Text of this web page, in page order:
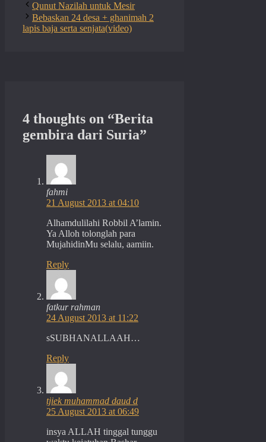
Qunut Nazilah untuk Mesir
Bebaskan 24 desa + ghanimah 2
lapis baja serta senjata(video)
4 thoughts on “Berita
gembira dari Suria”
fahmi
21 August 2013 at 04:10
Alhamdulilahi Robbil A’lamin.
Ya Alloh tolonglah para
MujahidinMu selalu, aamiin.
Reply
fatkur rahman
24 August 2013 at 11:22
sSUBHANALLAAH…
Reply
tjiek muhammad daud d
25 August 2013 at 06:49
insya ALLAH tinggal tunggu